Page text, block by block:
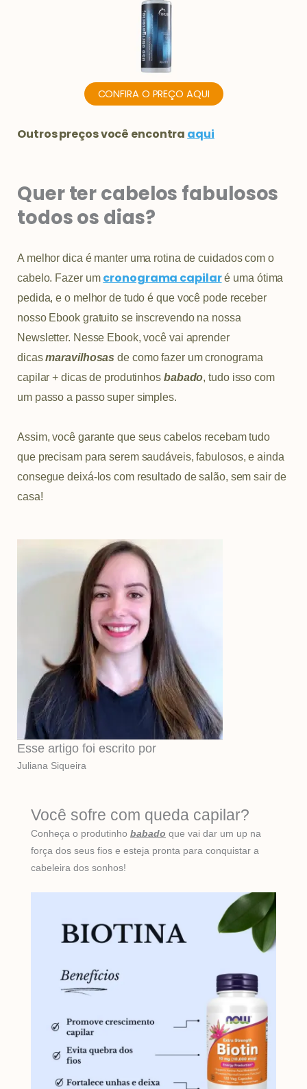
CONFIRA O PREÇO AQUI
Outros preços você encontra aqui
Quer ter cabelos fabulosos
todos os dias?
A melhor dica é manter uma rotina de cuidados com o
cabelo. Fazer um cronograma capilaré uma ótima
pedida, e o melhor de tudo é que você pode receber
nosso Ebook gratuito se inscrevendo na nossa
Newsletter. Nesse Ebook, você vai aprender
dicasmaravilhosas de como fazer um cronograma
capilar + dicas de produtinhos babado, tudo isso com
um passo a passo super simples.
Assim, você garante que seus cabelos recebam tudo
que precisam para serem saudáveis, fabulosos, e ainda
consegue deixá-los com resultado de salão, sem sair de
casa!
Esse artigo foi escrito por
Juliana Siqueira
Você sofre com queda capilar?
Conheça o produtinho babado que vai dar um up na
força dos seus fios e esteja pronta para conquistar a
cabeleira dos sonhos!